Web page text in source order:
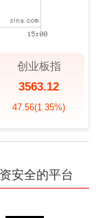
创业板指
3563.12
47.56(1.35%)
安全的平台